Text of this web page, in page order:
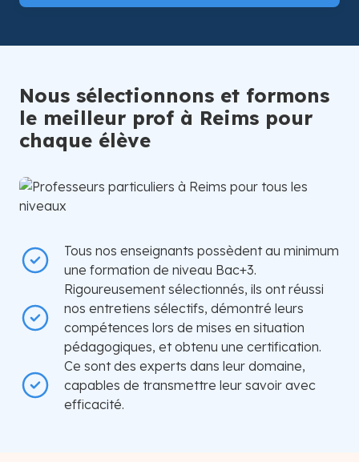
Nous sélectionnons et formons
le meilleur prof à Reims pour
chaque élève
Tous nos enseignants possèdent au minimum
une formation de niveau Bac+3.
Rigoureusement sélectionnés, ils ont réussi
nos entretiens sélectifs, démontré leurs
compétences lors de mises en situation
pédagogiques, et obtenu une certification.
Ce sont des experts dans leur domaine,
capables de transmettre leur savoir avec
efficacité.